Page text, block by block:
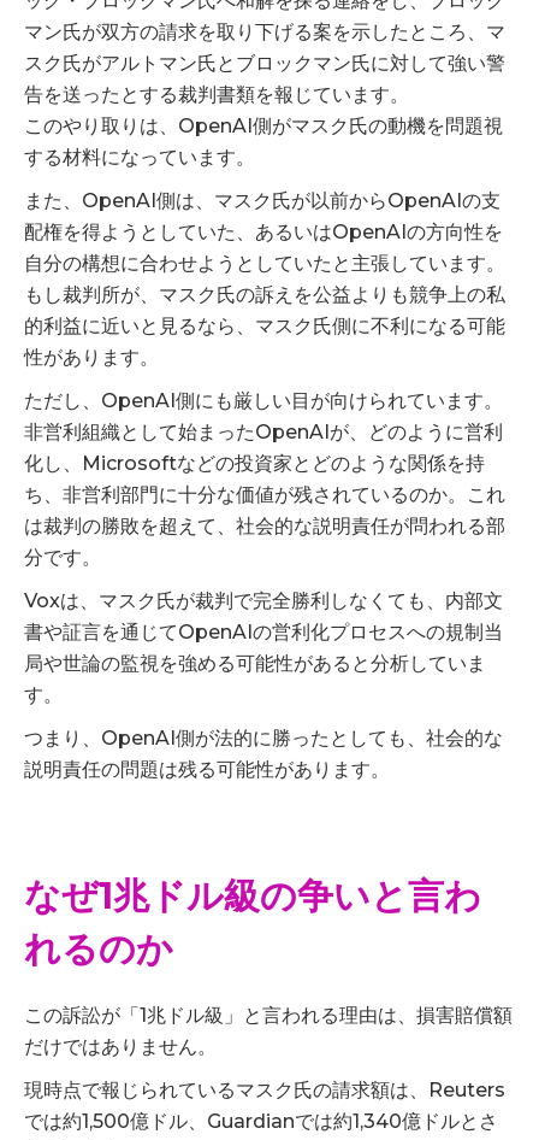
マン氏が双方の請求を取り下げる案を示したところ、マ
スク氏がアルトマン氏とブロックマン氏に対して強い警
告を送ったとする裁判書類を報じています。
このやり取りは、OpenAI側がマスク氏の動機を問題視
する材料になっています。
また、OpenAI側は、マスク氏が以前からOpenAIの支
配権を得ようとしていた、あるいはOpenAIの方向性を
自分の構想に合わせようとしていたと主張しています。
もし裁判所が、マスク氏の訴えを公益よりも競争上の私
的利益に近いと見るなら、マスク氏側に不利になる可能
性があります。
ただし、OpenAI側にも厳しい目が向けられています。
非営利組織として始まったOpenAIが、どのように営利
化し、Microsoftなどの投資家とどのような関係を持
ち、非営利部門に十分な価値が残されているのか。これ
は裁判の勝敗を超えて、社会的な説明責任が問われる部
分です。
Voxは、マスク氏が裁判で完全勝利しなくても、内部文
書や証言を通じてOpenAIの営利化プロセスへの規制当
局や世論の監視を強める可能性があると分析していま
す。
つまり、OpenAI側が法的に勝ったとしても、社会的な
説明責任の問題は残る可能性があります。
なぜ1兆ドル級の争いと言わ
れるのか
この訴訟が「1兆ドル級」と言われる理由は、損害賠償額
だけではありません。
現時点で報じられているマスク氏の請求額は、Reuters
では約1,500億ドル、Guardianでは約1,340億ドルとさ